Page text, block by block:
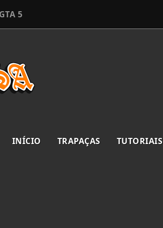
GTA 5
INÍCIO TRAPAÇAS TUTORIAIS